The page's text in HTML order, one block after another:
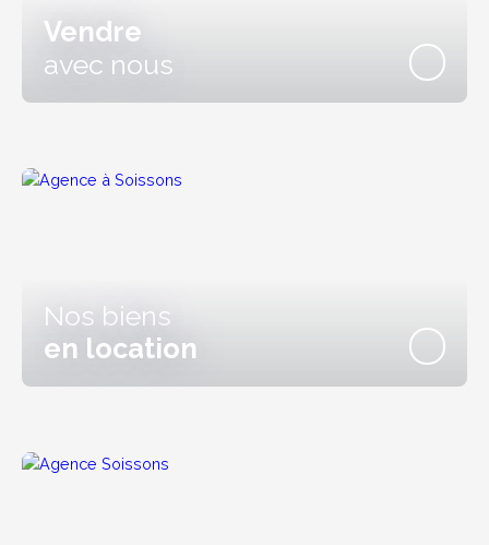
Vendre
avec nous
Nos biens
en location